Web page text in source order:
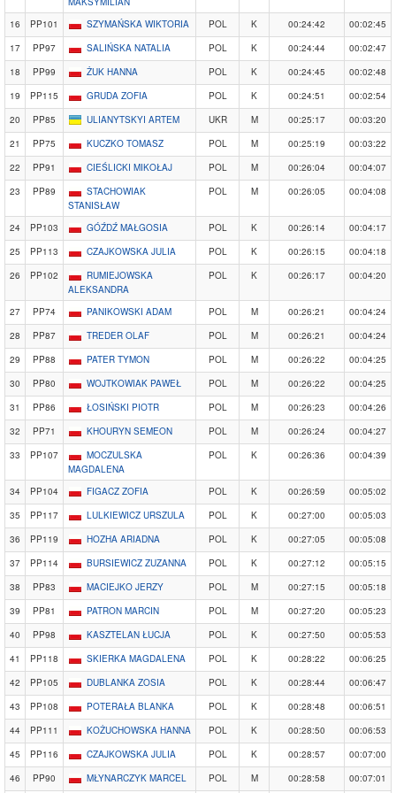
16
PP101 SZYMAŃSKA WIKTORIA POL K 00:24:42
00:02:45
17
PP97 SALIŃSKA NATALIA POL K 00:24:44
00:02:47
18
PP99 ŻUK HANNA POL K 00:24:45
00:02:48
19
PP115 GRUDA ZOFIA POL K 00:24:51
00:02:54
20
PP85 ULIANYTSKYI ARTEM UKR M 00:25:17
00:03:20
21
PP75 KUCZKO TOMASZ POL M 00:25:19
00:03:22
22
PP91 CIEŚLICKI MIKOŁAJ POL M 00:26:04
00:04:07
23
PP89
STACHOWIAK
STANISŁAW
POL M 00:26:05 00:04:08
24 PP103 GÓŹDŹ MAŁGOSIA POL K 00:26:14
00:04:17
25
PP113 CZAJKOWSKA JULIA POL K 00:26:15
00:04:18
26
PP102
RUMIEJOWSKA
ALEKSANDRA
POL K 00:26:17 00:04:20
27 PP74 PANIKOWSKI ADAM POL M 00:26:21
00:04:24
28
PP87 TREDER OLAF POL M 00:26:21
00:04:24
29
PP88 PATER TYMON POL M 00:26:22
00:04:25
30
PP80 WOJTKOWIAK PAWEŁ POL M 00:26:22
00:04:25
31
PP86 ŁOSIŃSKI PIOTR POL M 00:26:23
00:04:26
32
PP71 KHOURYN SEMEON POL M 00:26:24
00:04:27
33
PP107
MOCZULSKA
MAGDALENA
POL K 00:26:36 00:04:39
34 PP104 FIGACZ ZOFIA POL K 00:26:59
00:05:02
35
PP117 LULKIEWICZ URSZULA POL K 00:27:00
00:05:03
36
PP119 HOZHA ARIADNA POL K 00:27:05
00:05:08
37
PP114 BURSIEWICZ ZUZANNA POL K 00:27:12
00:05:15
38
PP83 MACIEJKO JERZY POL M 00:27:15
00:05:18
39
PP81 PATRON MARCIN POL M 00:27:20
00:05:23
40
PP98 KASZTELAN ŁUCJA POL K 00:27:50
00:05:53
41
PP118 SKIERKA MAGDALENA POL K 00:28:22
00:06:25
42
PP105 DUBLANKA ZOSIA POL K 00:28:44
00:06:47
43
PP108 POTERAŁA BLANKA POL K 00:28:48
00:06:51
44
PP111 KOŻUCHOWSKA HANNA POL K 00:28:50
00:06:53
45
PP116 CZAJKOWSKA JULIA POL K 00:28:57
00:07:00
46
PP90 MŁYNARCZYK MARCEL POL M 00:28:58 00:07:01